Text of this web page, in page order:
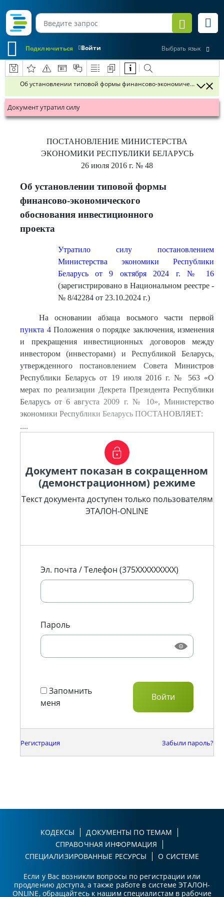
Войти
Подключиться Выбрать язык
Об установлении типовой формы финансово-экономического
Документ утратил силу
ПОСТАНОВЛЕНИЕ МИНИСТЕРСТВА
ЭКОНОМИКИ РЕСПУБЛИКИ БЕЛАРУСЬ
26 июля 2016 г. № 48
Об установлении типовой формы
финансово-экономического
обоснования инвестиционного
проекта
Утратило силу постановлением
Министерства экономики Республики
Беларусь от 9 октября 2024 г. № 16
(зарегистрировано в Национальном реестре -
№ 8/42284 от 23.10.2024 г.)
На основании абзаца восьмого части первой
пункта 4Положения о порядке заключения, изменения
и прекращения инвестиционных договоров между
инвестором (инвесторами) и Республикой Беларусь,
утвержденного постановлением Совета Министров
Республики Беларусь от 19 июля 2016 г. № 563 «О
мерах по реализации Декрета Президента Республики
Беларусь от 6 августа 2009 г. № 10», Министерство
экономики Республики Беларусь ПОСТАНОВЛЯЕТ:
....
Документ показан в сокращенном
(демонстрационном) режиме
Текст документа доступен только пользователям
ЭТАЛОН-ONLINE
Эл. почта / Телефон (375XXXXXXXXX)
Пароль
Запомнить
меня
Регистрация Забыли пароль?
КОДЕКСЫ
ДОКУМЕНТЫ ПО ТЕМАМ
СПРАВОЧНАЯ ИНФОРМАЦИЯ
СПЕЦИАЛИЗИРОВАННЫЕ РЕСУРСЫ
О СИСТЕМЕ
Если у Вас возникли вопросы по регистрации или
продлению доступа, а также работе в системе ЭТАЛОН-
ONLINE, обращайтесь к нашим специалистам в рабочие